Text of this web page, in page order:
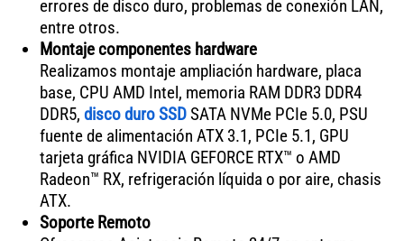
errores de disco duro, problemas de conexión LAN,
entre otros.
Montaje componentes hardware
Realizamos montaje ampliación hardware, placa
base, CPU AMD Intel, memoria RAM DDR3 DDR4
DDR5, disco duro SSDSATA NVMe PCIe 5.0, PSU
fuente de alimentación ATX 3.1, PCIe 5.1, GPU
tarjeta gráfica NVIDIA GEFORCE RTX™ o AMD
Radeon™ RX, refrigeración líquida o por aire, chasis
ATX.
Soporte Remoto